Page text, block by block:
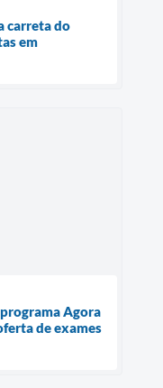
carreta do
em
Agora
de exames